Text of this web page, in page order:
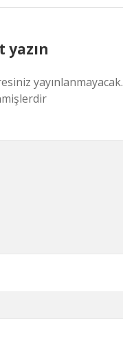
yazın
yayınlanmayacak.